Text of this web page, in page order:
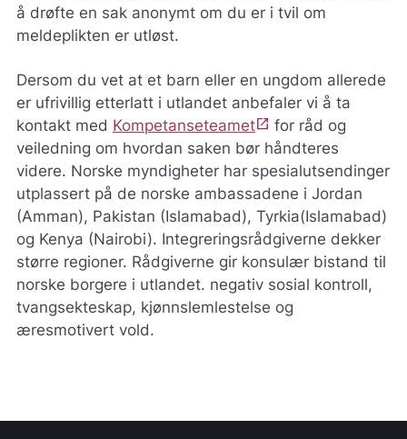
å drøfte en sak anonymt om du er i tvil om
meldeplikten er utløst.
Dersom du vet at et barn eller en ungdom allerede
er ufrivillig etterlatt i utlandet anbefaler vi å ta
kontakt med Kompetanseteametopen_in_new for råd og
veiledning om hvordan saken bør håndteres
videre. Norske myndigheter har spesialutsendinger
utplassert på de norske ambassadene i Jordan
(Amman), Pakistan (Islamabad), Tyrkia(Islamabad)
og Kenya (Nairobi). Integreringsrådgiverne dekker
større regioner. Rådgiverne gir konsulær bistand til
norske borgere i utlandet. negativ sosial kontroll,
tvangsekteskap, kjønnslemlestelse og
æresmotivert vold.